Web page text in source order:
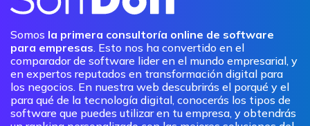
Somos la primera consultoría online de software
para empresas. Esto nos ha convertido en el
comparador de software lider en el mundo empresarial, y
en expertos reputados en transformación digital para
los negocios. En nuestra web descubrirás el porqué y el
para qué de la tecnología digital, conocerás los tipos de
software que puedes utilizar en tu empresa, y obtendrás